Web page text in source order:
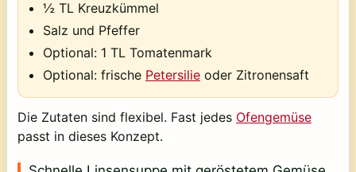
½ TL Kreuzkümmel
Salz und Pfeffer
Optional: 1 TL Tomatenmark
Optional: frische Petersilie oder Zitronensaft
Die Zutaten sind flexibel. Fast jedes Ofengemüse
passt in dieses Konzept.